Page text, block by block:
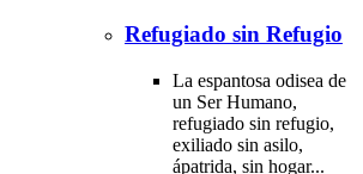
Refugiado sin Refugio
La espantosa odisea de
un Ser Humano,
refugiado sin refugio,
exiliado sin asilo,
ápatrida, sin hogar...